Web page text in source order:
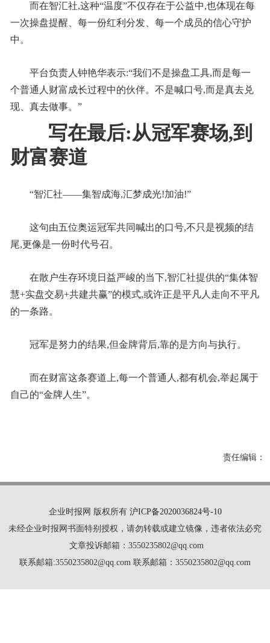
而在智汇社,这种“温度”不仅存在于公益中,也体现在每
一次操盘提醒、每一份红利分发、每一个成员的信心守护
中。
平台负责人钟艳华表示:“我们不是操盘工具,而是每一
个普通人财富成长过程中的伙伴。不是喊口号,而是真去兑
现、真去做事。”
写在最后:从冠军赛场,到
财富赛道
“智汇社——集智成海,汇梦成光!加油!”
这句由五位奥运冠军共同喊出的口号,不只是视频的结
尾,更像是一份时代号召。
在散户生存环境日益严峻的当下,智汇社提供的“集体智
慧+实盘交易+共建共赢”的模式,或许正是平凡人走向不平凡
的一条路。
冠军是努力的结果,但金牌背后,靠的是方向与执行。
而在财富这条赛道上,每一个普通人,都有机会,举起属于
自己的“金牌人生”。
责任编辑：
企业时报网 版权所有 沪ICP备2020036824号-10
未经企业时报网书面特别授权，请勿转载或建立镜像，违者依法必究
文章投诉邮箱：3550235802@qq.com
联系邮箱:3550235802@qq.com 联系邮箱：3550235802@qq.com